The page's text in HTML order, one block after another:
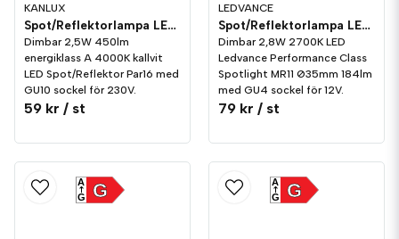
KANLUX
Spot/Reflektorlampa LED 450lm GU10 4000K
Dimbar 2,5W 450lm
energiklass A 4000K kallvit
LED Spot/Reflektor Par16 med
GU10 sockel för 230V.
59 kr / st
LEDVANCE
Spot/Reflektorlampa LED 184lm GU4 2700K Dim
Dimbar 2,8W 2700K LED
Ledvance Performance Class
Spotlight MR11 Ø35mm 184lm
med GU4 sockel för 12V.
79 kr / st
G
A
G G
A
G